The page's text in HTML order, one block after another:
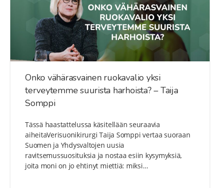
Onko vähärasvainen ruokavalio yksi
terveytemme suurista harhoista? – Taija
Somppi
Tässä haastattelussa käsitellään seuraavia
aiheitaVerisuonikirurgi Taija Somppi vertaa suoraan
Suomen ja Yhdysvaltojen uusia
ravitsemussuosituksia ja nostaa esiin kysymyksiä,
joita moni on jo ehtinyt miettiä: miksi…